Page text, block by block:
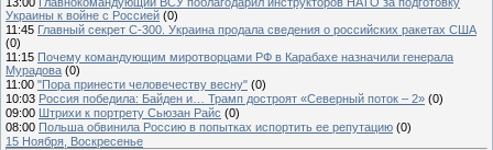
Украины к войне с Россией (0)
11:45 Главный секрет С-300. Украина продала сведения о российских ракетах США
(0)
11:15 Почему командующим миротворцами РФ в Карабахе назначили генерала
Мурадова (0)
11:00 "Пора принести человечеству весну" (0)
10:03 Россия победила: Байден и… Трамп достроят «Северный поток – 2» (0)
09:00 Штрихи к портрету Сьюзан Райс (0)
08:00 Польша обвинила Россию в попытках испортить ее репутацию (0)
15 Ноября, Воскресенье